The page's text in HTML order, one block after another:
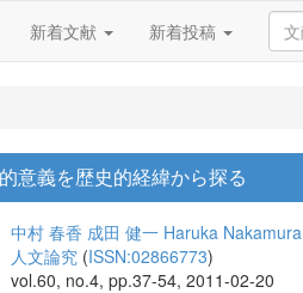
新着文献 新着投稿
意義を歴史的経緯から探る
中村 春香 成田 健一 Haruka Nakamura
人文論究 (ISSN:02866773)
vol.60, no.4, pp.37-54, 2011-02-20